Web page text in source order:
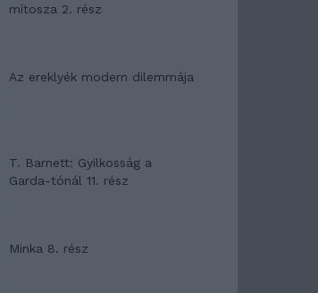
mítosza 2. rész
Az ereklyék modern dilemmája
T. Barnett: Gyilkosság a
Garda-tónál 11. rész
Minka 8. rész